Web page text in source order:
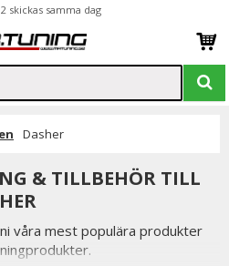
skickas samma dag
Dasher
& TILLBEHÖR TILL
våra mest populära produkter